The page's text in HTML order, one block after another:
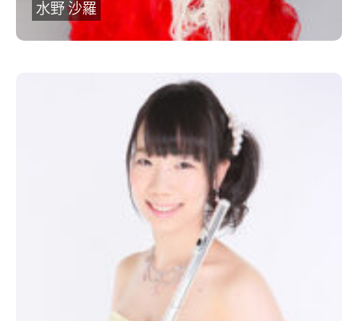
水野 沙羅